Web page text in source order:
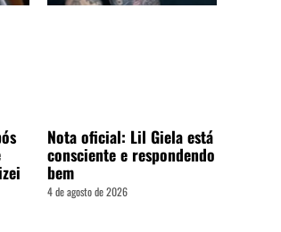
Nota oficial: Lil Giela está
consciente e respondendo
bem
4 de agosto de 2026